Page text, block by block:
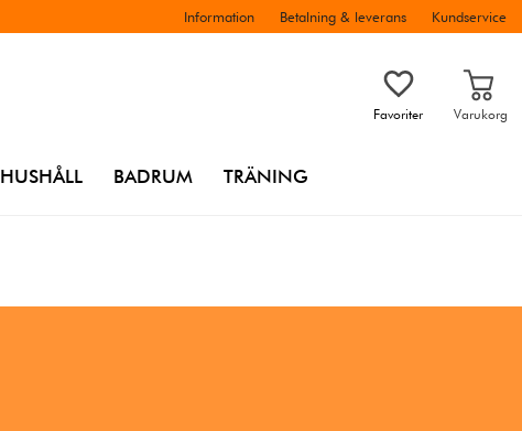
Information Betalning & leverans Kundservice
Favoriter Varukorg
HUSHÅLL BADRUM TRÄNING